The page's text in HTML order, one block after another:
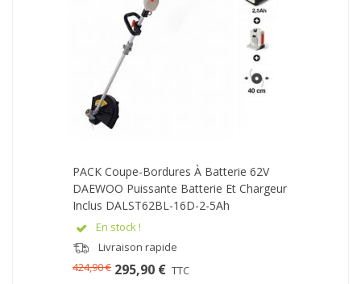
PACK Coupe-Bordures À Batterie 62V
DAEWOO Puissante Batterie Et Chargeur
Inclus DALST62BL-16D-2-5Ah
En stock !
Livraison rapide
295,90 € TTC
424,90 €